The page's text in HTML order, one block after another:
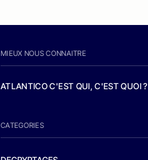
MIEUX NOUS CONNAITRE
ATLANTICO C'EST QUI, C'EST QUOI ?
CATEGORIES